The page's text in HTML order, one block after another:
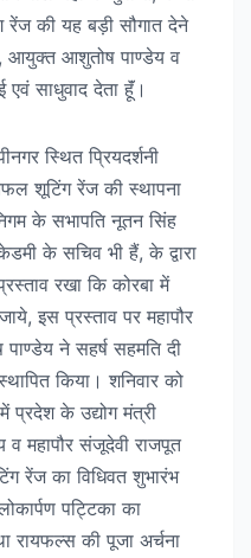
रेंज की यह बड़ी सौगात देने
आयुक्त आशुतोष पाण्डेय व
साधुवाद देता हूॅं।
स्थित प्रियदर्शनी
शूटिंग रेंज की स्थापना
के सभापति नूतन सिंह
के सचिव भी हैं, के द्वारा
रखा कि कोरबा में
इस प्रस्ताव पर महापौर
ने सहर्ष सहमति दी
किया। शनिवार को
प्रदेश के उद्योग मंत्री
महापौर संजूदेवी राजपूत
रेंज का विधिवत शुभारंभ
पट्टिका का
रायफल्स की पूजा अर्चना